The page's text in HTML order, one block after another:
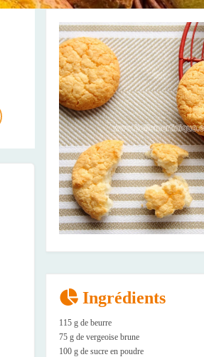
Ingrédients
115 g de beurre
75 g de vergeoise brune
100 g de sucre en poudre